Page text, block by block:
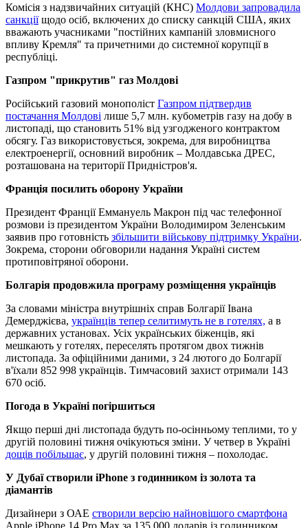
Комісія з надзвичайних ситуацій (КНС) Молдови запровадила
санкціїщодо осіб, включених до списку санкцій США, яких
вважають учасниками "постійних кампаній зловмисного
впливу Кремля" та причетними до системної корупції в
республіці.
Газпром "прикрутив" газ Молдові
Російський газовий монополіст Газпром підтвердив
постачання Молдові лише 5,7 млн. кубометрів газу на добу в
листопаді, що становить 51% від узгодженого контрактом
обсягу. Газ використовується, зокрема, для виробництва
електроенергії, основний виробник – Молдавська ДРЕС,
розташована на території Придністров'я.
Франція посилить оборону України
Президент Франції Еммануель Макрон під час телефонної
розмови із президентом України Володимиром Зеленським
заявив про готовність збільшити військову підтримку України.
Зокрема, сторони обговорили надання Україні систем
протиповітряної оборони.
Болгарія продовжила програму розміщення українців
За словами міністра внутрішніх справ Болгарії Івана
Демерджієва, українців тепер селитимуть не в готелях, а в
державних установах. Усіх українських біженців, які
мешкають у готелях, переселять протягом двох тижнів
листопада. За офіційними даними, з 24 лютого до Болгарії
в'їхали 852 998 українців. Тимчасовий захист отримали 143
670 осіб.
Погода в Україні погіршиться
Якщо перші дні листопада будуть по-осінньому теплими, то у
другій половині тижня очікуються зміни. У четвер в Україні
дощів побільшає, у другій половині тижня – похолодає.
У Дубаї створили iPhone з годинником із золота та
діамантів
Дизайнери з ОАЕ створили версію найновішого смартфона
Apple iPhone 14 Pro Max за 135 000 доларів із годинником